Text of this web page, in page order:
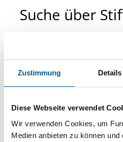
Zustimmung Details
Diese Webseite verwendet
Wir verwenden Cookies, um
Medien anbieten zu können
Suche über
Sie suchen finanzielle
Projekt oder ein
direkt über unsere
Stiftungsdatenbank
Suche bitte die Groß- und